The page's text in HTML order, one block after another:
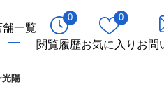
舗一覧
0
閲覧履歴
0
お気に入り お問
光陽